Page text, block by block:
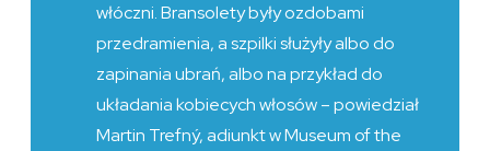
włóczni. Bransolety były ozdobami
przedramienia, a szpilki służyły albo do
zapinania ubrań, albo na przykład do
układania kobiecych włosów – powiedział
Martin Trefný, adiunkt w Museum of the